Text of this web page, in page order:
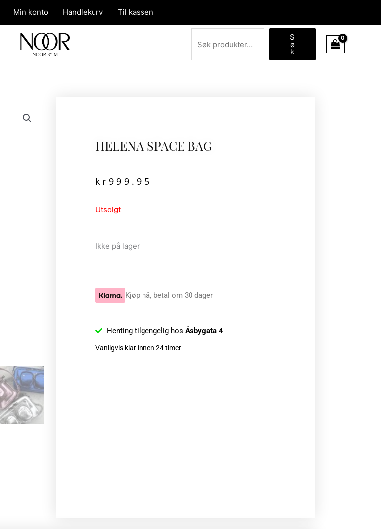
Min konto Handlekurv Til kassen
Søk
S
ø
k
HELENA SPACE BAG
kr 999.95
Utsolgt
Ikke på lager
Kjøp nå, betal om 30 dager
Henting tilgengelig hos Åsbygata 4
Vanligvis klar innen 24 timer